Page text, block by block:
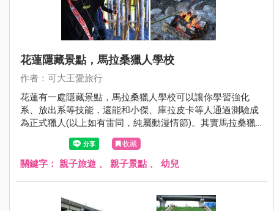
花蓮隱藏景點，馬拉桑獵人學校
作者：可大王愛旅行
花蓮有一處隱藏景點，馬拉桑獵人學校可以讓你學習強化
系、放出系等技能，還能和小傑、庫拉皮卡等人通過測驗成
為正式獵人(以上如有雷同，純屬動漫情節)。其實馬拉桑獵
人學校可以讓遊客體驗射山豬、設陷阱以及撒網捕魚，還有
竹筒飯DIY、喝小米酒烤肉。想玩點不一樣的花蓮嗎? 來當個
一日原民獵人吧，好玩又好笑。
收藏
關鍵字： 親子旅遊 、 親子景點 、 幼兒